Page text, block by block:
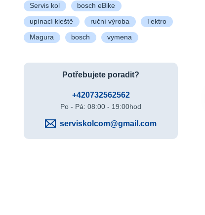
Servis kol bosch eBike
upínací kleště ruční výroba Tektro
Magura bosch vymena
Potřebujete poradit?
+420732562562
Po - Pá: 08:00 - 19:00hod
serviskolcom@gmail.com